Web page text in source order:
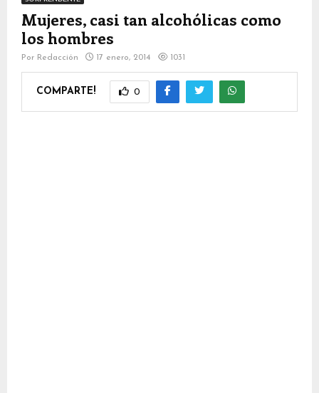
Mujeres, casi tan alcohólicas como
los hombres
Por Redacción 17 enero, 2014 1031
COMPARTE! 0